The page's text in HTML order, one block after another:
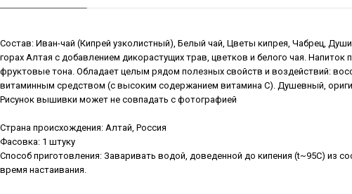
Состав: Иван-чай (Кипрей узколистный), Белый чай, Цветы кипрея, Чабрец,
горах Алтая с добавлением дикорастущих трав, цветков и белого чая.
фруктовые тона. Обладает целым рядом полезных свойств и воздействий:
витаминным средством (с высоким содержанием витамина С). Душевный,
Рисунок вышивки может не совпадать с фотографией
Страна происхождения: Алтай, Россия
Фасовка: 1 штуку
Способ приготовления: Заваривать водой, доведенной до кипения (t~95C) из
время настаивания.